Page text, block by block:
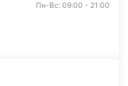
Пн-Вс: 09:00 - 21:00